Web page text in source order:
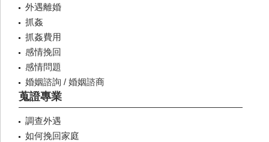
外遇離婚
抓姦
抓姦費用
感情挽回
感情問題
婚姻諮詢 / 婚姻諮商
蒐證專業
調查外遇
如何挽回家庭